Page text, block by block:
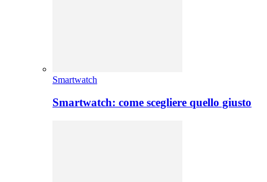
Smartwatch
Smartwatch: come scegliere quello giusto